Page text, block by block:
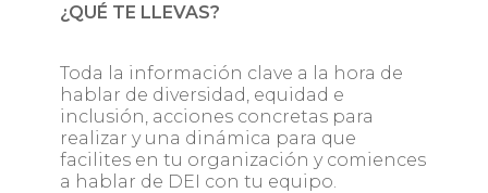
¿QUÉ TE LLEVAS?
Toda la información clave a la hora de
hablar de diversidad, equidad e
inclusión, acciones concretas para
realizar y una dinámica para que
facilites en tu organización y comiences
a hablar de DEI con tu equipo.